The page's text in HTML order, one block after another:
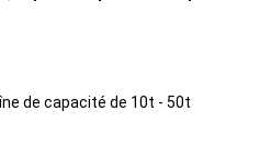
de capacité de 10t - 50t